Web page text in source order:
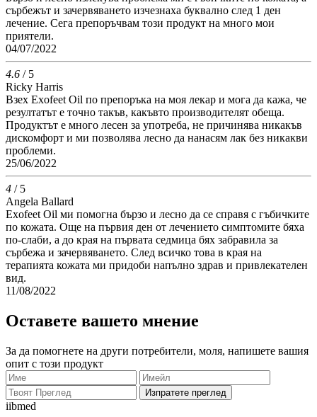
сърбежът и зачервяването изчезнаха буквално след 1 ден
лечение. Сега препоръчвам този продукт на много мои
приятели.
04/07/2022
4.6 / 5
Ricky Harris
Взех Exofeet Oil по препоръка на моя лекар и мога да кажа, че
резултатът е точно такъв, какъвто производителят обеща.
Продуктът е много лесен за употреба, не причинява никакъв
дискомфорт и ми позволява лесно да нанасям лак без никакви
проблеми.
25/06/2022
4 / 5
Angela Ballard
Exofeet Oil ми помогна бързо и лесно да се справя с гъбичките
по кожата. Още на първия ден от лечението симптомите бяха
по-слаби, а до края на първата седмица бях забравила за
сърбежа и зачервяването. След всичко това в края на
терапията кожата ми придоби напълно здрав и привлекателен
вид.
11/08/2022
Оставете вашето мнение
За да помогнете на други потребители, моля, напишете вашия
опит с този продукт
Изпратете преглед
iibmed